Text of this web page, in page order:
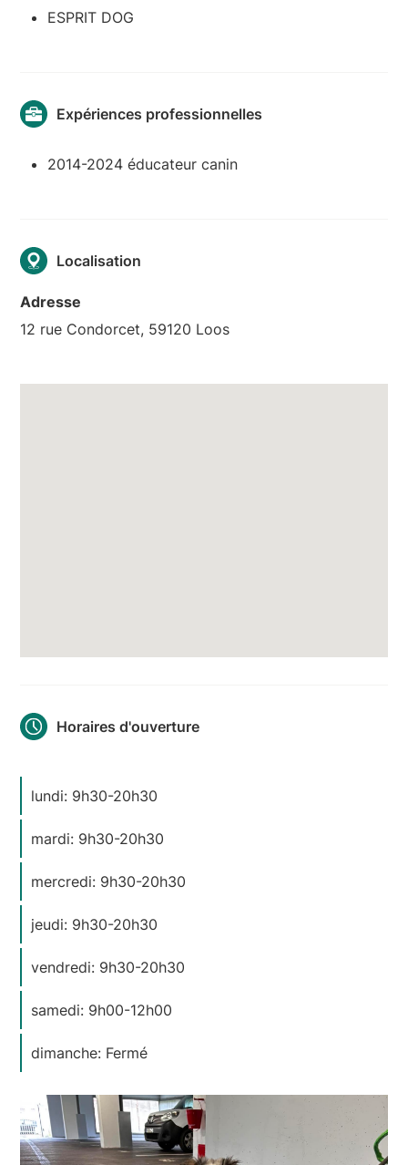
ESPRIT DOG
Expériences professionnelles
2014-2024 éducateur canin
Localisation
Adresse
12 rue Condorcet, 59120 Loos
Horaires d'ouverture
lundi: 9h30-20h30
mardi: 9h30-20h30
mercredi: 9h30-20h30
jeudi: 9h30-20h30
vendredi: 9h30-20h30
samedi: 9h00-12h00
dimanche: Fermé